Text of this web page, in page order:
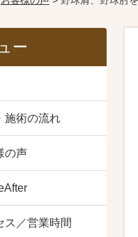
ー
施術の流れ
の声
ス／営業時間